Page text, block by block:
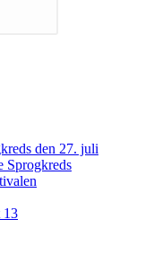
den 27. juli
Sprogkreds
13